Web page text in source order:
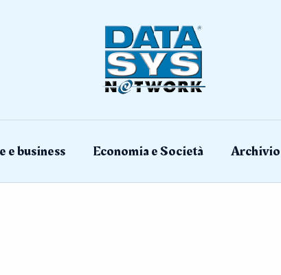
e business Economia e Società